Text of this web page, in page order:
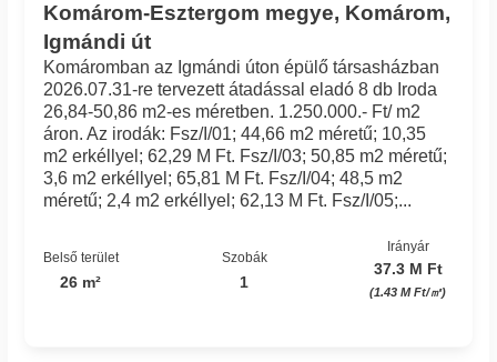
Komárom-Esztergom megye, Komárom,
Igmándi út
Komáromban az Igmándi úton épülő társasházban
2026.07.31-re tervezett átadással eladó 8 db Iroda
26,84-50,86 m2-es méretben. 1.250.000.- Ft/ m2
áron. Az irodák: Fsz/I/01; 44,66 m2 méretű; 10,35
m2 erkéllyel; 62,29 M Ft. Fsz/I/03; 50,85 m2 méretű;
3,6 m2 erkéllyel; 65,81 M Ft. Fsz/I/04; 48,5 m2
méretű; 2,4 m2 erkéllyel; 62,13 M Ft. Fsz/I/05;...
Belső terület
26 m²
Szobák
1
Irányár
37.3 M Ft
(1.43 M Ft/㎡)